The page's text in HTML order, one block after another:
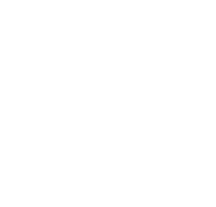
ziehen Sie den Netzstecker, um
oder Dokumenteneinzugs.
ist sie zwischen den Rollen
vorsichtig herauszuziehen.
ein und führen Sie einen